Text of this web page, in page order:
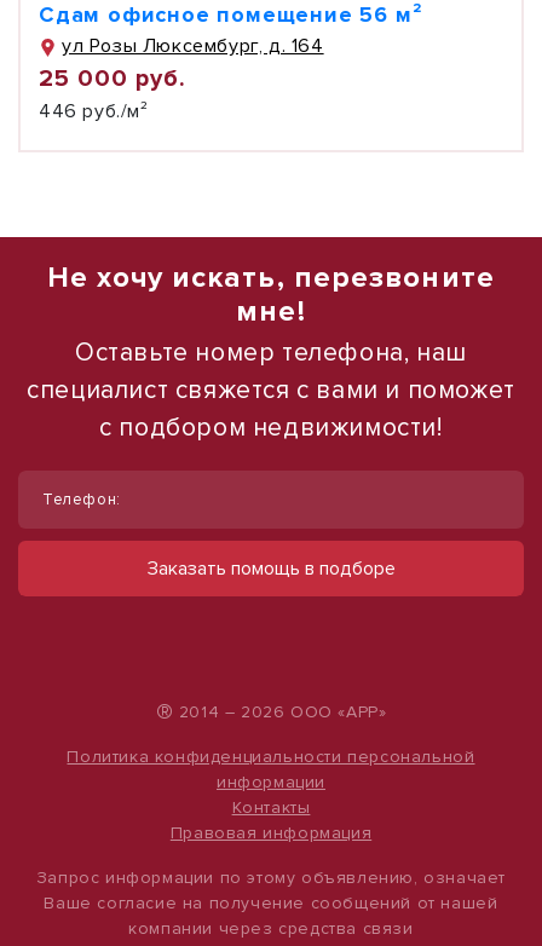
Сдам офисное помещение 56 м²
ул Розы Люксембург, д. 164
25 000 руб.
446 руб./м²
Не хочу искать, перезвоните
мне!
Оставьте номер телефона, наш
специалист свяжется с вами и поможет
с подбором недвижимости!
Телефон:
Заказать помощь в подборе
® 2014 – 2026 ООО «АРР»
Политика конфиденциальности персональной
информации
Контакты
Правовая информация
Запрос информации по этому объявлению, означает
Ваше согласие на получение сообщений от нашей
компании через средства связи